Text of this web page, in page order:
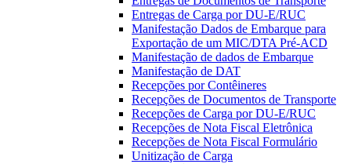
Entregas de Carga por DU-E/RUC
Manifestação Dados de Embarque para
Exportação de um MIC/DTA Pré-ACD
Manifestação de dados de Embarque
Manifestação de DAT
Recepções por Contêineres
Recepções de Documentos de Transporte
Recepções de Carga por DU-E/RUC
Recepções de Nota Fiscal Eletrônica
Recepções de Nota Fiscal Formulário
Unitização de Carga